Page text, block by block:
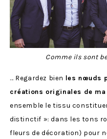
Comme ils sont
… Regardez bien les nœuds
créations originales de ma
ensemble le tissu
distinctif »: dans les tons
fleurs de décoration) pour